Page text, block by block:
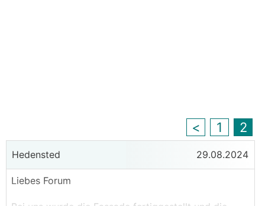
< 1 2
Hedensted 29.08.2024
Liebes Forum